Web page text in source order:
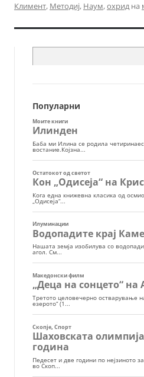
Климент, Методиј, Наум,охридна
за:
Популарни